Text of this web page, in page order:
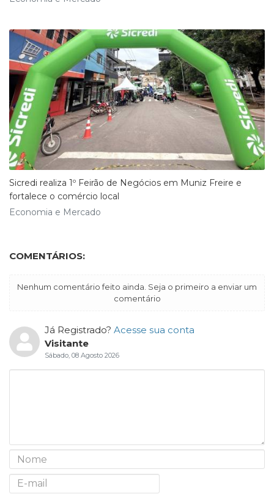
Sicredi realiza 1º Feirão de Negócios em Muniz Freire e
fortalece o comércio local
Economia e Mercado
COMENTÁRIOS:
Nenhum comentário feito ainda. Seja o primeiro a enviar um
comentário
Já Registrado? Acesse sua conta
Visitante
Sábado, 08 Agosto 2026